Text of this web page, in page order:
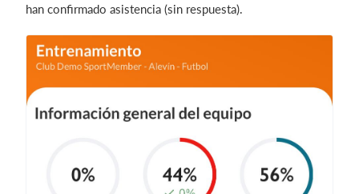
han confirmado asistencia (sin respuesta).